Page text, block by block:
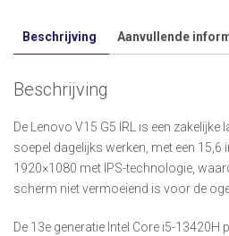
Beschrijving Aanvullende
Beschrijving
De Lenovo V15 G5 IRL is een
soepel dagelijks werken, met een 15,6
1920×1080 met IPS-technologie,
scherm niet vermoeiend is voor de
De 13e generatie Intel Core i5-